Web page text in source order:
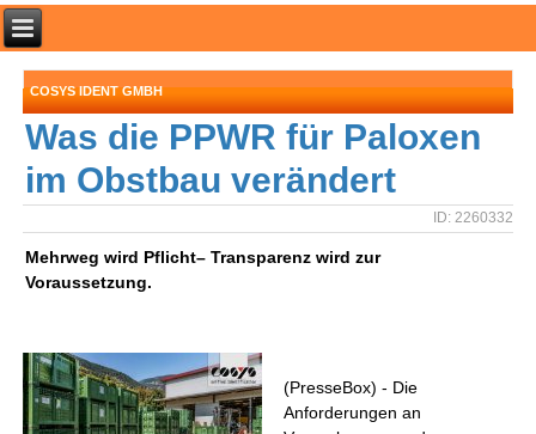
COSYS IDENT GMBH
Was die PPWR für Paloxen
im Obstbau verändert
ID: 2260332
Mehrweg wird Pflicht– Transparenz wird zur
Voraussetzung.
(PresseBox) - Die
Anforderungen an